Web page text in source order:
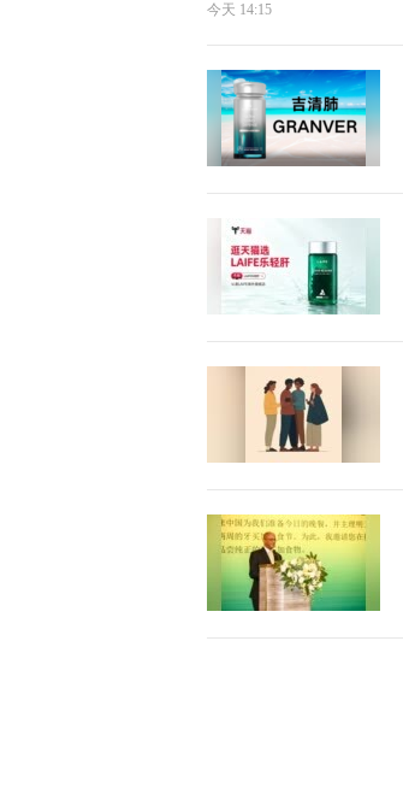
今天 14:15